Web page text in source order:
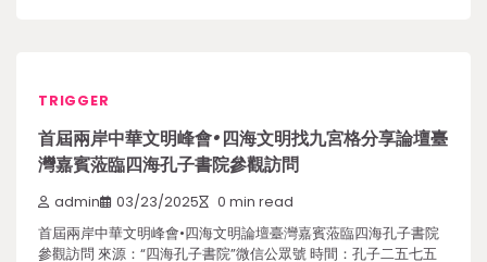
TRIGGER
首屆兩岸中華文明峰會•四海文明找九宮格分享論壇臺
灣嘉賓蒞臨四海孔子書院參觀訪問
admin 03/23/2025 0 min read
首屆兩岸中華文明峰會•四海文明論壇臺灣嘉賓蒞臨四海孔子書院
參觀訪問 來源：“四海孔子書院”微信公眾號 時間：孔子二五七五